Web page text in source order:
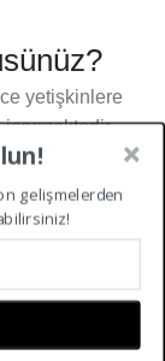
çerezleri
yetişkinlere
içermektedir.
içerikleri
olmanız
yaşınızı
gelişmelerden